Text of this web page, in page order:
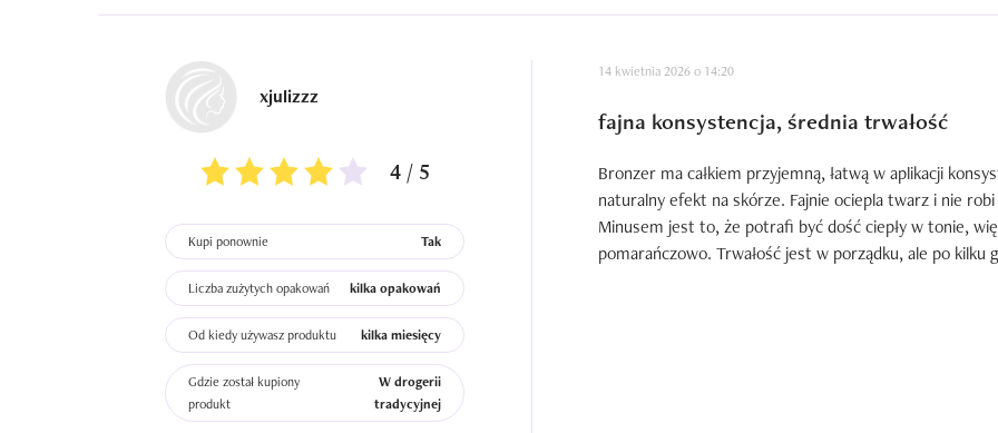
xjulizzz
4 / 5
Kupi ponownie Tak
Liczba zużytych opakowań kilka opakowań
Od kiedy używasz produktu kilka miesięcy
Gdzie został kupiony
produkt
W drogerii
tradycyjnej
14 kwietnia 2026 o 14:20
fajna konsystencja, średnia trwałość
Bronzer ma całkiem przyjemną, łatwą w aplikacji
naturalny efekt na skórze. Fajnie ociepla twarz i nie
Minusem jest to, że potrafi być dość ciepły w tonie,
pomarańczowo. Trwałość jest w porządku, ale po